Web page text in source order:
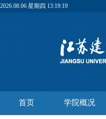
2026.08.06 星期四 13:19:19
首页 学院概况